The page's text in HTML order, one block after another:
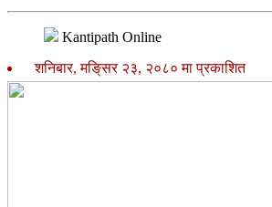
Kantipath Online
शनिबार, मङि्सर २३, २०८० मा प्रकाशित